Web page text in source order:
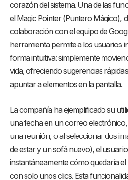
corazón del sistema. Una de las
el Magic Pointer (Puntero Mágico),
colaboración con el equipo de
herramienta permite a los usuarios
forma intuitiva: simplemente
vida, ofreciendo sugerencias
apuntar a elementos en la pantalla.
La compañía ha ejemplificado su
una fecha en un correo
una reunión, o al seleccionar dos
de estar y un sofá nuevo), el
instantáneamente cómo quedaría
con solo unos clics. Esta